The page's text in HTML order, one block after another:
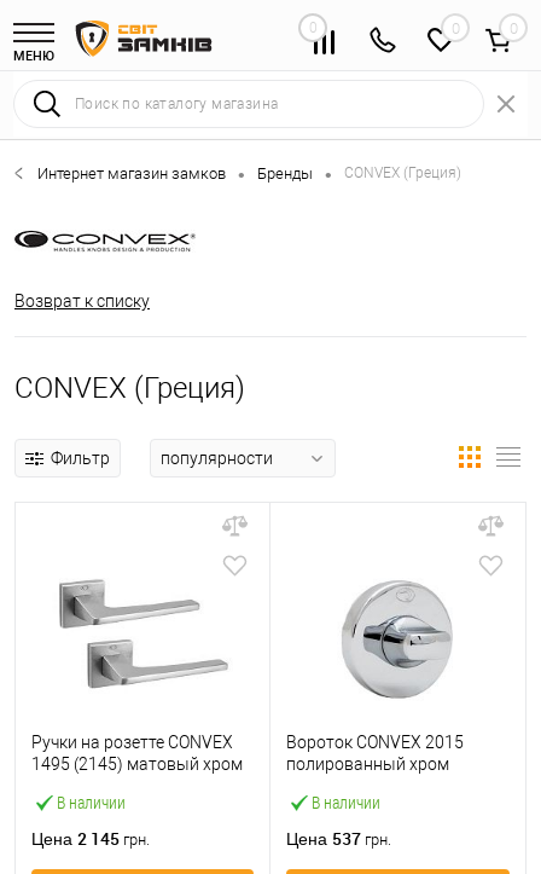
МЕНЮ
0 0
Интернет магазин замков • Бренды • CONVEX (Греция)
Возврат к списку
CONVEX (Греция)
Фильтр
В наличии
Ручки на розетте CONVEX
1495 (2145) матовый хром
Цена 2 145 грн.
В наличии
Вороток CONVEX 2015
полированный хром
Цена 537 грн.